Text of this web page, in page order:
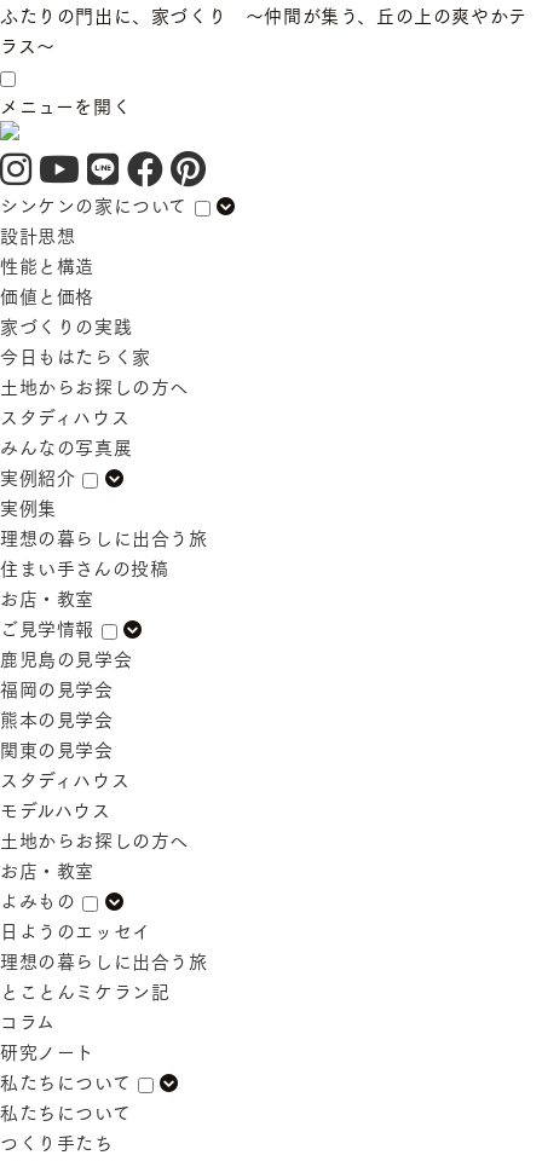
ふたりの門出に、家づくり 〜仲間が集う、丘の上の爽やかテ
ラス〜
メニューを開く
シンケンの家について
設計思想
性能と構造
価値と価格
家づくりの実践
今日もはたらく家
土地からお探しの方へ
スタディハウス
みんなの写真展
実例紹介
実例集
理想の暮らしに出合う旅
住まい手さんの投稿
お店・教室
ご見学情報
鹿児島の見学会
福岡の見学会
熊本の見学会
関東の見学会
スタディハウス
モデルハウス
土地からお探しの方へ
お店・教室
よみもの
日ようのエッセイ
理想の暮らしに出合う旅
とことんミケラン記
コラム
研究ノート
私たちについて
私たちについて
つくり手たち